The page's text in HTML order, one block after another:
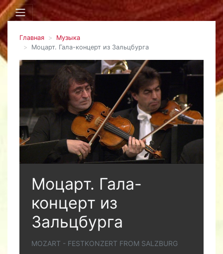
Главная
Музыка
Моцарт. Гала-концерт из Зальцбурга
Моцарт. Гала-
концерт из
Зальцбурга
MOZART - FESTKONZERT FROM SALZBURG